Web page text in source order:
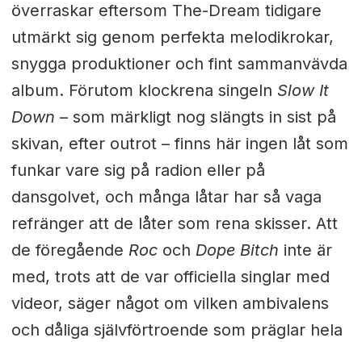
överraskar eftersom The-Dream tidigare
utmärkt sig genom perfekta melodikrokar,
snygga produktioner och fint sammanvävda
album. Förutom klockrena singeln Slow It
Down – som märkligt nog slängts in sist på
skivan, efter outrot – finns här ingen låt som
funkar vare sig på radion eller på
dansgolvet, och många låtar har så vaga
refränger att de låter som rena skisser. Att
de föregående Rococh Dope Bitch inte är
med, trots att de var officiella singlar med
videor, säger något om vilken ambivalens
och dåliga självförtroende som präglar hela